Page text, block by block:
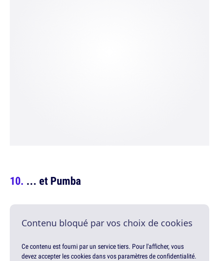
... et Pumba
Contenu bloqué par vos choix de cookies
Ce contenu est fourni par un service tiers. Pour l'afficher, vous
devez accepter les cookies dans vos paramètres de confidentialité.